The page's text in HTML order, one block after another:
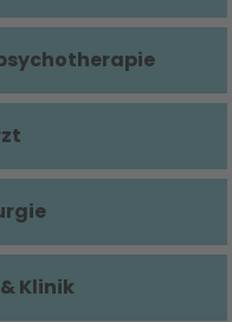
Klinik